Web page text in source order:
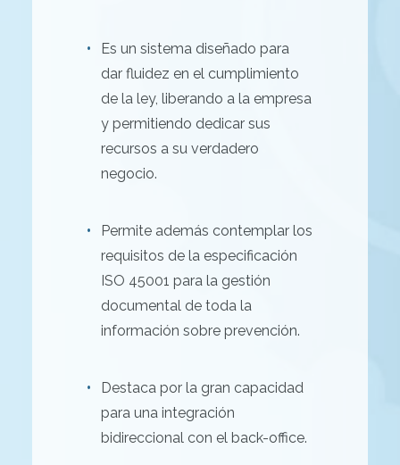
Es un sistema diseñado para
dar fluidez en el cumplimiento
de la ley, liberando a la empresa
y permitiendo dedicar sus
recursos a su verdadero
negocio.
Permite además contemplar los
requisitos de la especificación
ISO 45001 para la gestión
documental de toda la
información sobre prevención.
Destaca por la gran capacidad
para una integración
bidireccional con el back-office.